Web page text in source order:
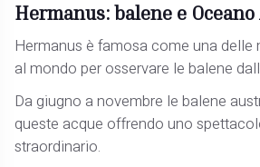
Hermanus: balene e
Hermanus è famosa come una
al mondo per osservare le balene
Da giugno a novembre le balene
queste acque offrendo uno
straordinario.